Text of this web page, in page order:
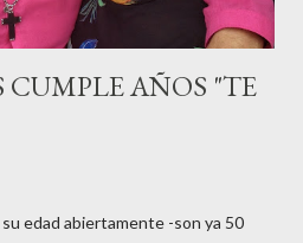
CUMPLE AÑOS "TE
edad abiertamente -son ya 50